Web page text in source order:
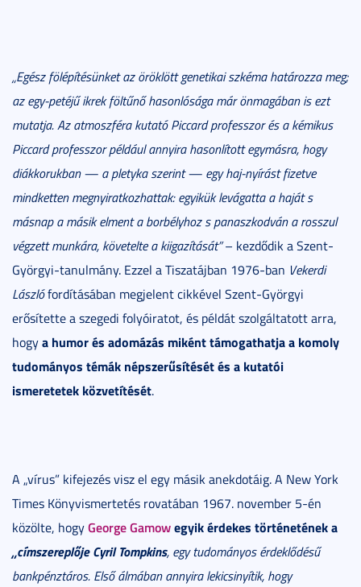
„Egész fölépítésünket az öröklött genetikai szkéma határozza meg;
az egy-petéjű ikrek föltűnő hasonlósága már önmagában is ezt
mutatja. Az atmoszféra kutató Piccard professzor és a kémikus
Piccard professzor például annyira hasonlított egymásra, hogy
diákkorukban — a pletyka szerint — egy haj-nyírást fizetve
mindketten megnyiratkozhattak: egyikük levágatta a haját s
másnap a másik elment a borbélyhoz s panaszkodván a rosszul
végzett munkára, követelte a kiigazítását”– kezdődik a Szent-
Györgyi-tanulmány. Ezzel a Tiszatájban 1976-ban Vekerdi
Lászlófordításában megjelent cikkével Szent-Györgyi
erősítette a szegedi folyóiratot, és példát szolgáltatott arra,
hogya humor és adomázás miként támogathatja a komoly
tudományos témák népszerűsítését és a kutatói
ismeretetek közvetítését.
A „vírus” kifejezés visz el egy másik anekdotáig. A New York
Times Könyvismertetés rovatában 1967. november 5-én
közölte, hogyGeorge Gamowegyik érdekes történetének a
„címszereplője Cyril Tompkins, egy tudományos érdeklődésű
bankpénztáros. Első álmában annyira lekicsinyítik, hogy